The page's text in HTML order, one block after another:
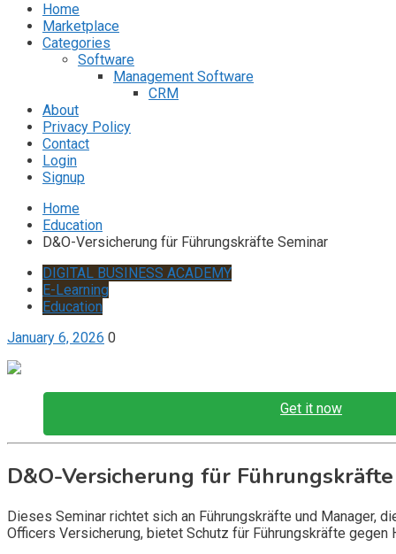
Home
Marketplace
Categories
Software
Management Software
CRM
About
Privacy Policy
Contact
Login
Signup
Home
Education
D&O-Versicherung für Führungskräfte Seminar
DIGITAL BUSINESS ACADEMY
E-Learning
Education
January 6, 2026 0
Get it now
D&O-Versicherung für
Dieses Seminar richtet sich an Führungskräfte und Manager,
Officers Versicherung, bietet Schutz für Führungskräfte